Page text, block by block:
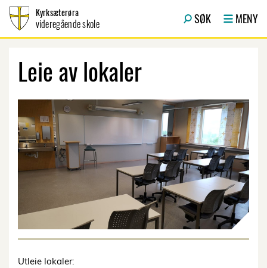
Kyrksæterøra
videregående skole SØK MENY
Leie av lokaler
Utleie lokaler: